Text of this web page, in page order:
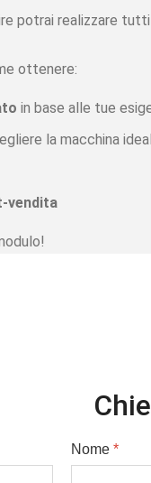
potrai realizzare
ottenere:
in base alle tue
la macchina
vendita
Nome *